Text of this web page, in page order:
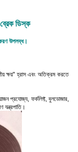
ডিস্ক
উপলব্ধ।
ক্ষয়" হ্রাস এবং অতিক্রম করতে
প্রযোজ্য, ফর্কলিফ্ট, বুলডোজার,
যন্ত্রপাতি।